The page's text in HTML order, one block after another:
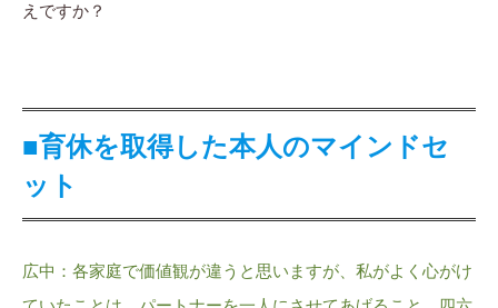
えですか？
■育休を取得した本人のマインドセ
ット
広中：各家庭で価値観が違うと思いますが、私がよく心がけ